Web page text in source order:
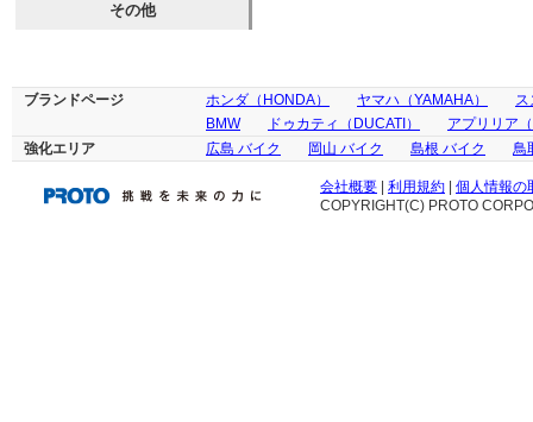
その他
ブランドページ ホンダ（HONDA） ヤマハ（YAMAHA）
ス
BMW
ドゥカティ（DUCATI）
アプリリア
強化エリア
広島 バイク 岡山 バイク 島根 バイク 鳥
会社概要 利用規約
個人情報の
COPYRIGHT(C) PROTO